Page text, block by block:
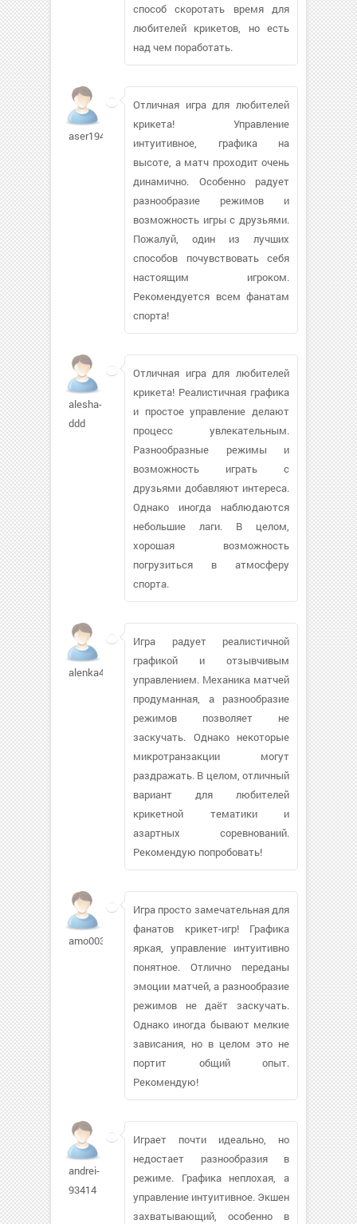
способ скоротать время для
любителей крикетов, но есть
над чем поработать.
aser1946739
Отличная игра для любителей
крикета! Управление
интуитивное, графика на
высоте, а матч проходит очень
динамично. Особенно радует
разнообразие режимов и
возможность игры с друзьями.
Пожалуй, один из лучших
способов почувствовать себя
настоящим игроком.
Рекомендуется всем фанатам
спорта!
alesha-
ddd
Отличная игра для любителей
крикета! Реалистичная графика
и простое управление делают
процесс увлекательным.
Разнообразные режимы и
возможность играть с
друзьями добавляют интереса.
Однако иногда наблюдаются
небольшие лаги. В целом,
хорошая возможность
погрузиться в атмосферу
спорта.
alenka4519
Игра радует реалистичной
графикой и отзывчивым
управлением. Механика матчей
продуманная, а разнообразие
режимов позволяет не
заскучать. Однако некоторые
микротранзакции могут
раздражать. В целом, отличный
вариант для любителей
крикетной тематики и
азартных соревнований.
Рекомендую попробовать!
amo003
Игра просто замечательная для
фанатов крикет-игр! Графика
яркая, управление интуитивно
понятное. Отлично переданы
эмоции матчей, а разнообразие
режимов не даёт заскучать.
Однако иногда бывают мелкие
зависания, но в целом это не
портит общий опыт.
Рекомендую!
andrei-
93414
Играет почти идеально, но
недостает разнообразия в
режиме. Графика неплохая, а
управление интуитивное. Экшен
захватывающий, особенно в